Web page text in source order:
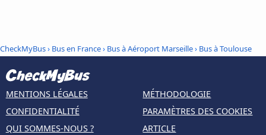
CheckMyBus› Bus en France› Bus à Aéroport Marseille› Bus à Toulouse
MENTIONS LÉGALES
CONFIDENTIALITÉ
QUI SOMMES-NOUS ?
MÉTHODOLOGIE
PARAMÈTRES DES COOKIES
ARTICLE